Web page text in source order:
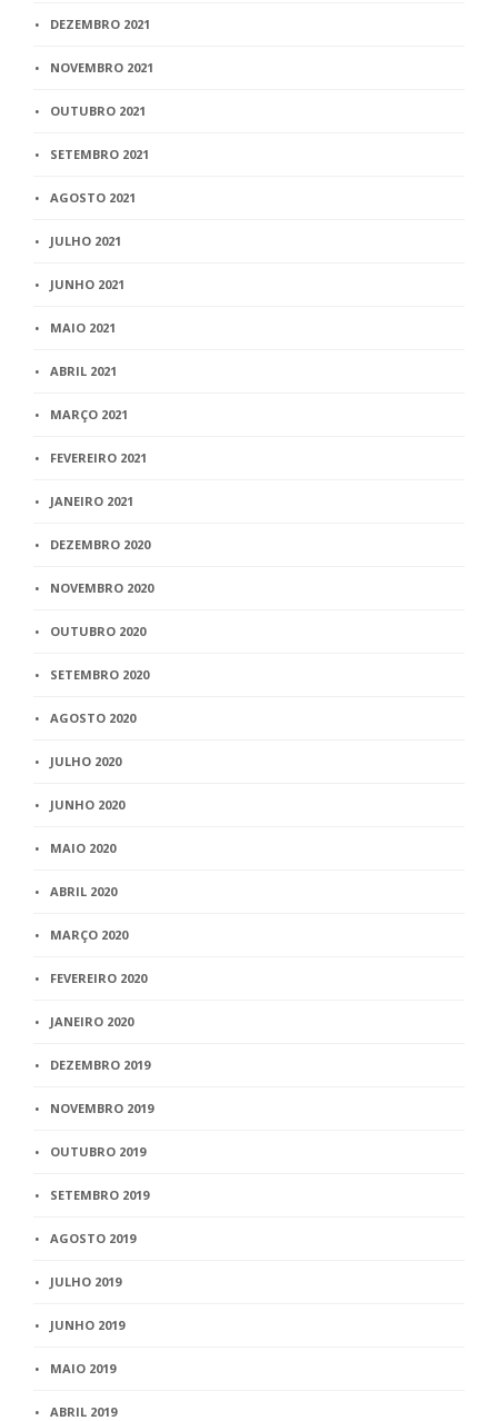
DEZEMBRO 2021
NOVEMBRO 2021
OUTUBRO 2021
SETEMBRO 2021
AGOSTO 2021
JULHO 2021
JUNHO 2021
MAIO 2021
ABRIL 2021
MARÇO 2021
FEVEREIRO 2021
JANEIRO 2021
DEZEMBRO 2020
NOVEMBRO 2020
OUTUBRO 2020
SETEMBRO 2020
AGOSTO 2020
JULHO 2020
JUNHO 2020
MAIO 2020
ABRIL 2020
MARÇO 2020
FEVEREIRO 2020
JANEIRO 2020
DEZEMBRO 2019
NOVEMBRO 2019
OUTUBRO 2019
SETEMBRO 2019
AGOSTO 2019
JULHO 2019
JUNHO 2019
MAIO 2019
ABRIL 2019